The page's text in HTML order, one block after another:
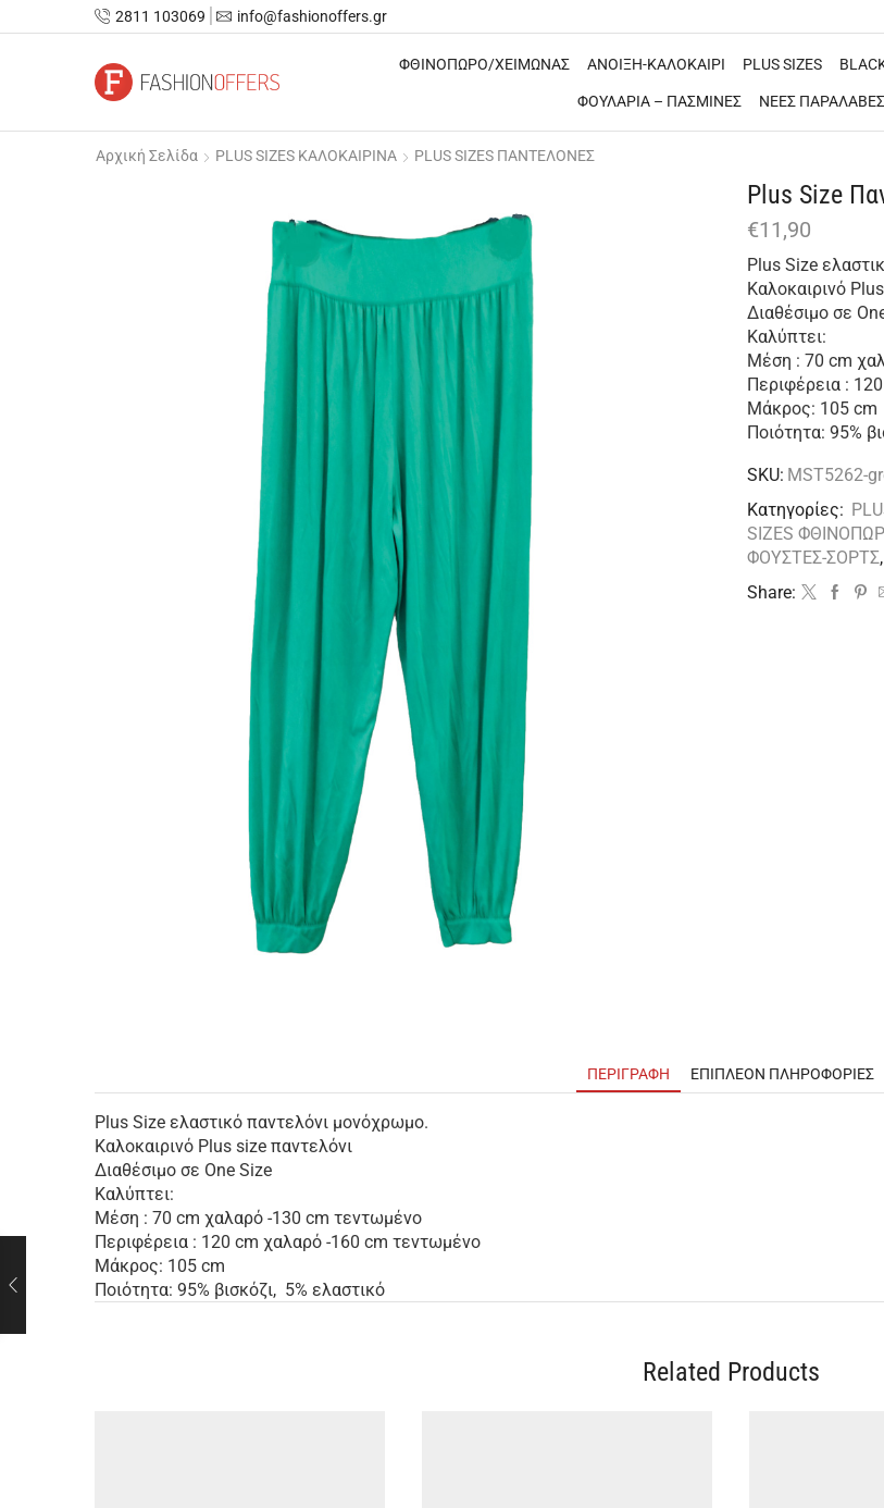
2811 103069 info@fashionoffers.gr
ΦΘΙΝΟΠΩΡΟ/ΧΕΙΜΩΝΑΣ ΑΝΟΙΞΗ-ΚΑΛΟΚΑΙΡΙ PLUS SIZES
ΦΟΥΛΑΡΙΑ – ΠΑΣΜΙΝΕΣ ΝΕΕΣ ΠΑΡΑΛΑΒΕΣ
Αρχική Σελίδα PLUS SIZES ΚΑΛΟΚΑΙΡΙΝΑ PLUS SIZES ΠΑΝΤΕΛΟΝΕΣ
Plus Size
€11,90
Plus Size
Καλοκαιρινό
Διαθέσιμο σε
Καλύπτει:
Μέση : 70 cm
Περιφέρεια :
Μάκρος: 105 cm
Ποιότητα: 95%
SKU: MST5262-
Κατηγορίες:
SIZES
ΦΟΥΣΤΕΣ-ΣΟΡΤΣ,
Share:
ΠΕΡΙΓΡΑΦΉ ΕΠΙΠΛΈΟΝ ΠΛΗΡΟΦΟΡΊΕΣ
Plus Size ελαστικό παντελόνι μονόχρωμο.
Καλοκαιρινό Plus size παντελόνι
Διαθέσιμο σε One Size
Καλύπτει:
Μέση : 70 cm χαλαρό -130 cm τεντωμένο
Περιφέρεια : 120 cm χαλαρό -160 cm τεντωμένο
Μάκρος: 105 cm
Ποιότητα: 95% βισκόζι, 5% ελαστικό
Related Products